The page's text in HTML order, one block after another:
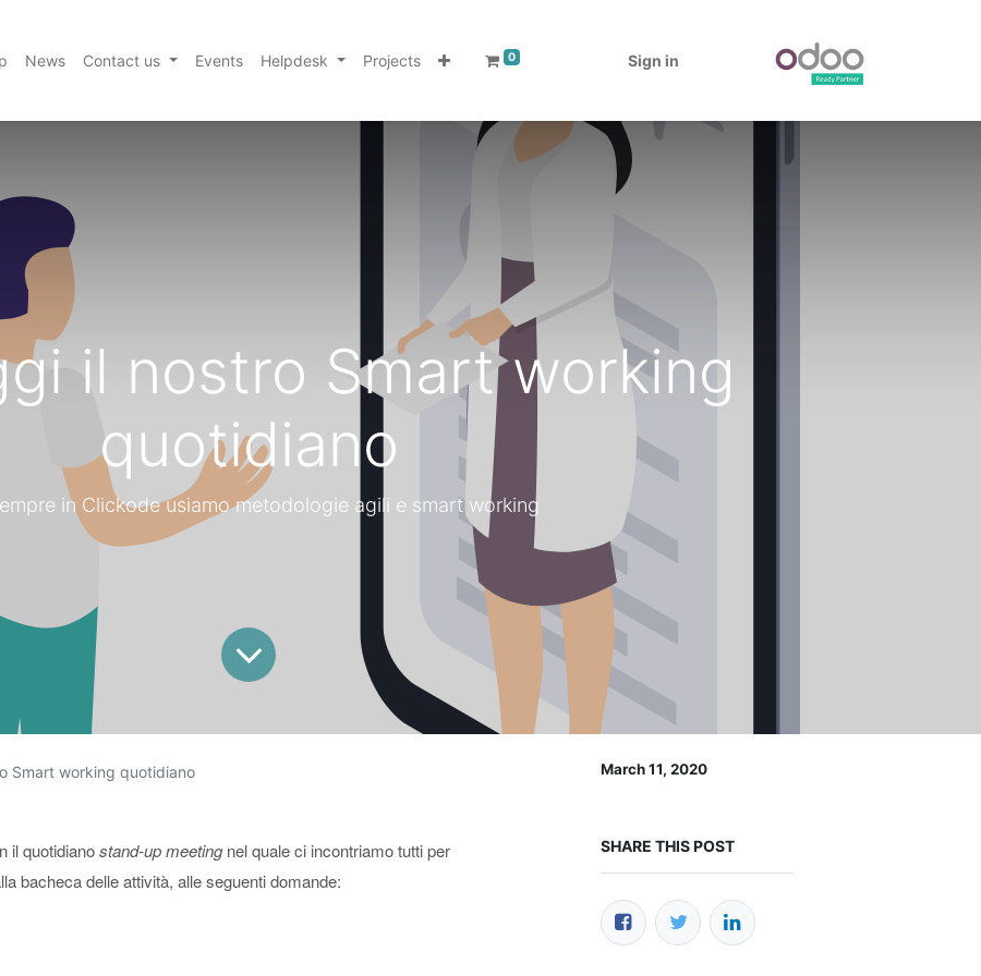
News Contact us Events Helpdesk Projects 0 Sign in
il nostro Smart working
quotidiano
in Clickode usiamo metodologie agili e smart working
Smart working quotidiano
il quotidianostand-up meeting nel quale ci incontriamo tutti per
bacheca delle attività, alle seguenti domande:
March 11, 2020
SHARE THIS POST